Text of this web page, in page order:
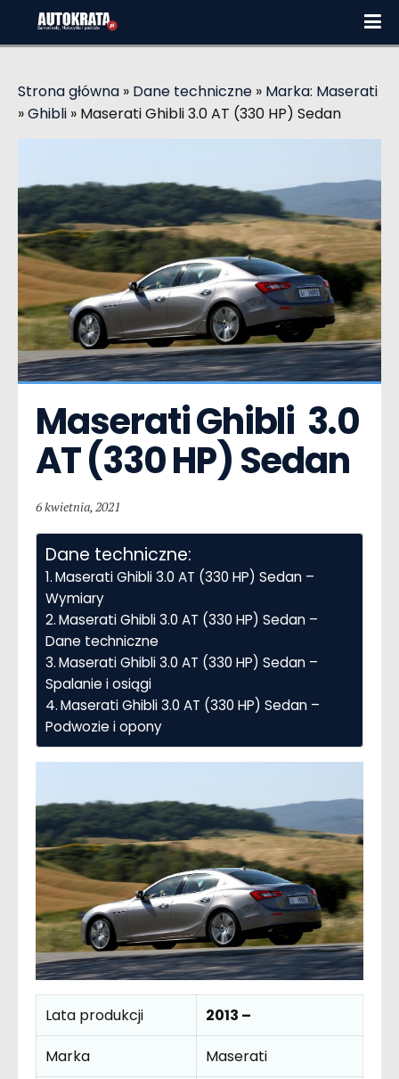
Strona główna » Dane techniczne » Marka: Maserati
»Ghibli » Maserati Ghibli 3.0 AT (330 HP) Sedan
Maserati Ghibli  3.0
AT (330 HP) Sedan
6 kwietnia, 2021
Dane techniczne:
Maserati Ghibli 3.0 AT (330 HP) Sedan –
Wymiary
Maserati Ghibli 3.0 AT (330 HP) Sedan –
Dane techniczne
Maserati Ghibli 3.0 AT (330 HP) Sedan –
Spalanie i osiągi
Maserati Ghibli 3.0 AT (330 HP) Sedan –
Podwozie i opony
Lata produkcji
2013 –
Marka
Maserati